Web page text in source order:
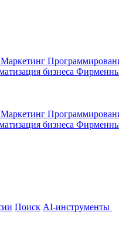
бизнеса
бизнеса
Поиск AI-инструменты